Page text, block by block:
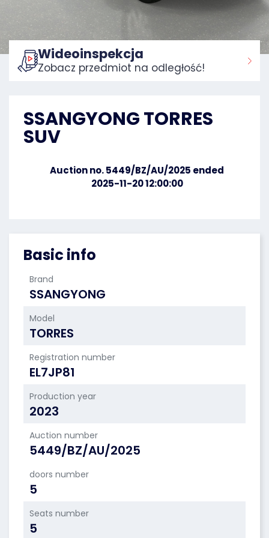
Home:
Basic info
Brand
SSANGYONG
Model
TORRES
Registration number
EL7JP81
Production year
2023
Auction number
5449/BZ/AU/2025
doors number
5
Seats number
5
Wideoinspekcja
Zobacz przedmiot na odległość!
SSANGYONG TORRES
SUV
Auction no. 5449/BZ/AU/2025 ended
2025-11-20 12:00:00